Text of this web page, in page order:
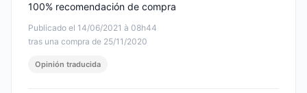
Publicado el 14/06/2021 à 08h44
tras una compra de 25/11/2020
100% recomendación de compra
Opinión traducida